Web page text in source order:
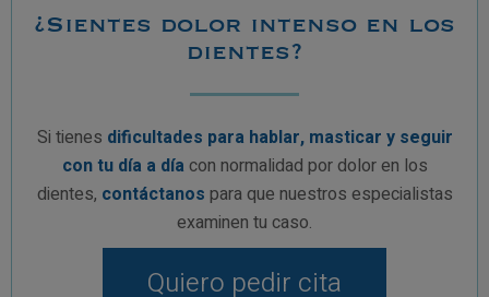
¿Sientes dolor intenso en los
dientes?
Si tienes dificultades para hablar, masticar y seguir
con tu día a día con normalidad por dolor en los
dientes, contáctanos para que nuestros especialistas
examinen tu caso.
Quiero pedir cita